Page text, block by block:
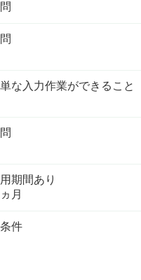
な入力作業ができること
期間あり
月
件